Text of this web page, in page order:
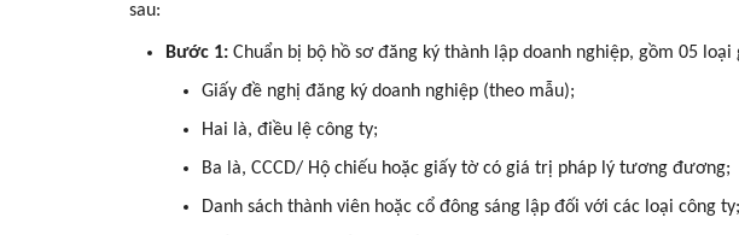
sau:
Bước 1: Chuẩn bị bộ hồ sơ đăng ký thành lập doanh nghiệp, gồm 05 loại
Giấy đề nghị đăng ký doanh nghiệp (theo mẫu);
Hai là, điều lệ công ty;
Ba là, CCCD/ Hộ chiếu hoặc giấy tờ có giá trị pháp lý tương đương;
Danh sách thành viên hoặc cổ đông sáng lập đối với các loại công ty;